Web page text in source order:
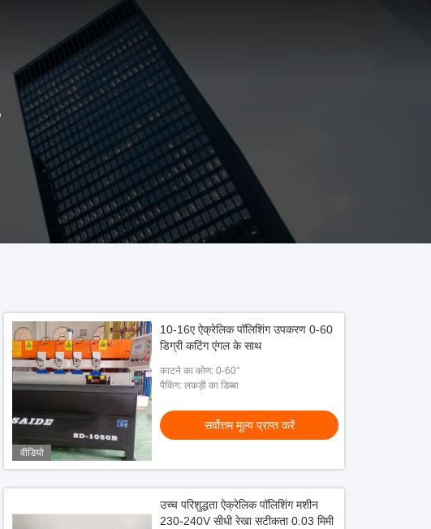
वीडियो
10-16ए ऐक्रेलिक पॉलिशिंग उपकरण 0-60
डिग्री कटिंग एंगल के साथ
काटने का कोण: 0-60°
पैकिंग: लकड़ी का डिब्बा
सर्वोत्तम मूल्य प्राप्त करें
उच्च परिशुद्धता ऐक्रेलिक पॉलिशिंग मशीन
230-240V सीधी रेखा सटीकता 0.03 मिमी